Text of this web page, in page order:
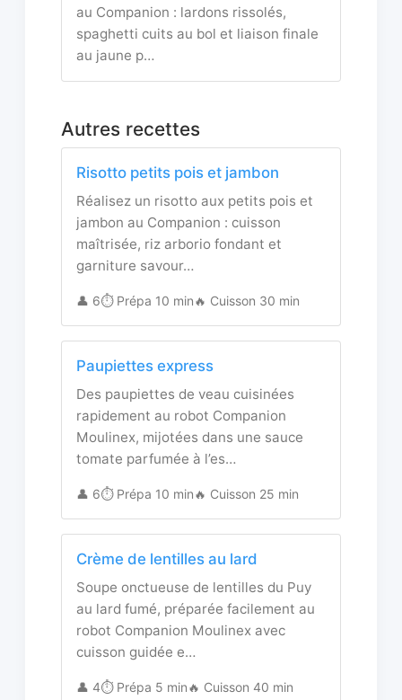
au Companion : lardons rissolés,
spaghetti cuits au bol et liaison finale
au jaune p…
Autres recettes
Risotto petits pois et jambon
Réalisez un risotto aux petits pois et
jambon au Companion : cuisson
maîtrisée, riz arborio fondant et
garniture savour…
👤 6⏱️ Prépa 10 min🔥 Cuisson 30 min
Paupiettes express
Des paupiettes de veau cuisinées
rapidement au robot Companion
Moulinex, mijotées dans une sauce
tomate parfumée à l’es…
👤 6⏱️ Prépa 10 min🔥 Cuisson 25 min
Crème de lentilles au lard
Soupe onctueuse de lentilles du Puy
au lard fumé, préparée facilement au
robot Companion Moulinex avec
cuisson guidée e…
👤 4⏱️ Prépa 5 min🔥 Cuisson 40 min